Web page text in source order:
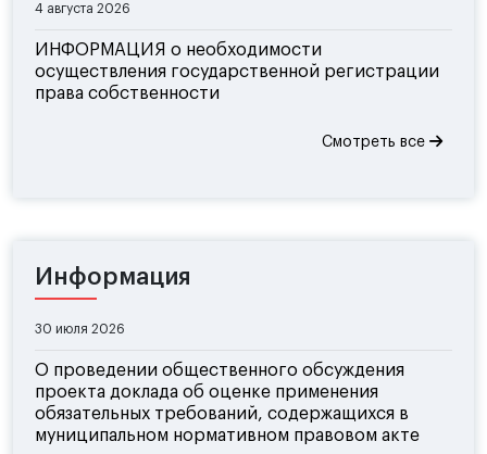
4 августа 2026
ИНФОРМАЦИЯ о необходимости
осуществления государственной регистрации
права собственности
Смотреть все
Информация
30 июля 2026
О проведении общественного обсуждения
проекта доклада об оценке применения
обязательных требований, содержащихся в
муниципальном нормативном правовом акте